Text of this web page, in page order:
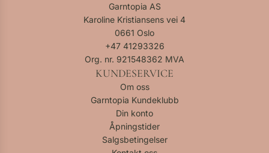
Garntopia AS
Karoline Kristiansens vei 4
0661 Oslo
+47 41293326
Org. nr. 921548362 MVA
KUNDESERVICE
Om oss
Garntopia Kundeklubb
Din konto
Åpningstider
Salgsbetingelser